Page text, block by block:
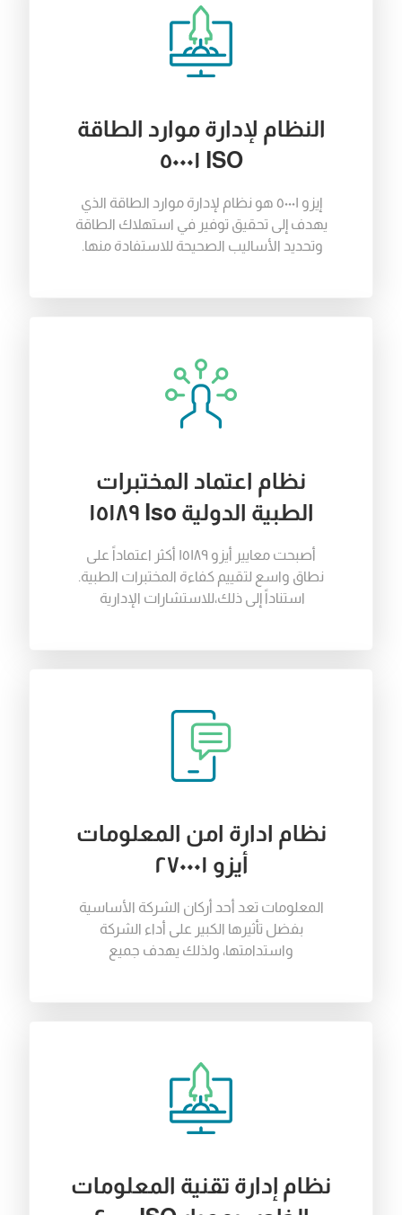
النظام لإدارة موارد الطاقة
ISO ٥٠٠٠١
إيزو ٥٠٠٠١ هو نظام لإدارة موارد الطاقة الذي
يهدف إلى تحقيق توفير في استهلاك الطاقة
وتحديد الأساليب الصحيحة للاستفادة منها.
نظام اعتماد المختبرات
الطبية الدولية Iso ١٥١٨٩
أصبحت معايير أيزو ١٥١٨٩ أكثر اعتماداً على
نطاق واسع لتقييم كفاءة المختبرات الطبية
استناداً إلى ذلك،للاستشارات الإدارية
نظام ادارة امن المعلومات
أيزو ٢٧٠٠٠١
المعلومات تعد أحد أركان الشركة الأساسية
بفضل تأثيرها الكبير على أداء الشركة
واستدامتها، ولذلك يهدف جميع
نظام إدارة تقنية المعلومات